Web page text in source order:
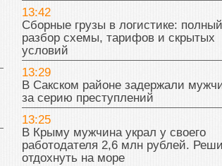
13:42
Сборные грузы в логистике: полный
разбор схемы, тарифов и скрытых
условий
13:29
В Сакском районе задержали
за серию преступлений
13:25
В Крыму мужчина украл у своего
работодателя 2,6 млн рублей.
отдохнуть на море